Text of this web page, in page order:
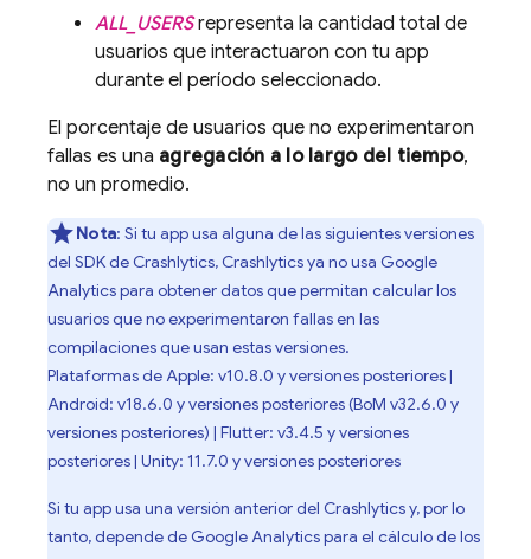
ALL_USERSrepresenta la cantidad total de
usuarios que interactuaron con tu app
durante el período seleccionado.
El porcentaje de usuarios que no experimentaron
fallas es una agregación a lo largo del tiempo,
no un promedio.
Nota: Si tu app usa alguna de las siguientes versiones
del SDK de Crashlytics, Crashlyticsya no usa Google
Analyticspara obtener datos que permitan calcular los
usuarios que no experimentaron fallas en las
compilaciones que usan estas versiones.
Plataformas de Apple: v10.8.0 y versiones posteriores |
Android: v18.6.0 y versiones posteriores (BoM v32.6.0 y
versiones posteriores) | Flutter: v3.4.5 y versiones
posteriores | Unity: 11.7.0 y versiones posteriores
Si tu app usa una versión anterior del Crashlyticsy, por lo
tanto, depende de Google Analyticspara el cálculo de los